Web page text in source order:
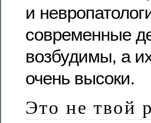
и
современные
возбудимы, а
очень высоки.
Это не твой